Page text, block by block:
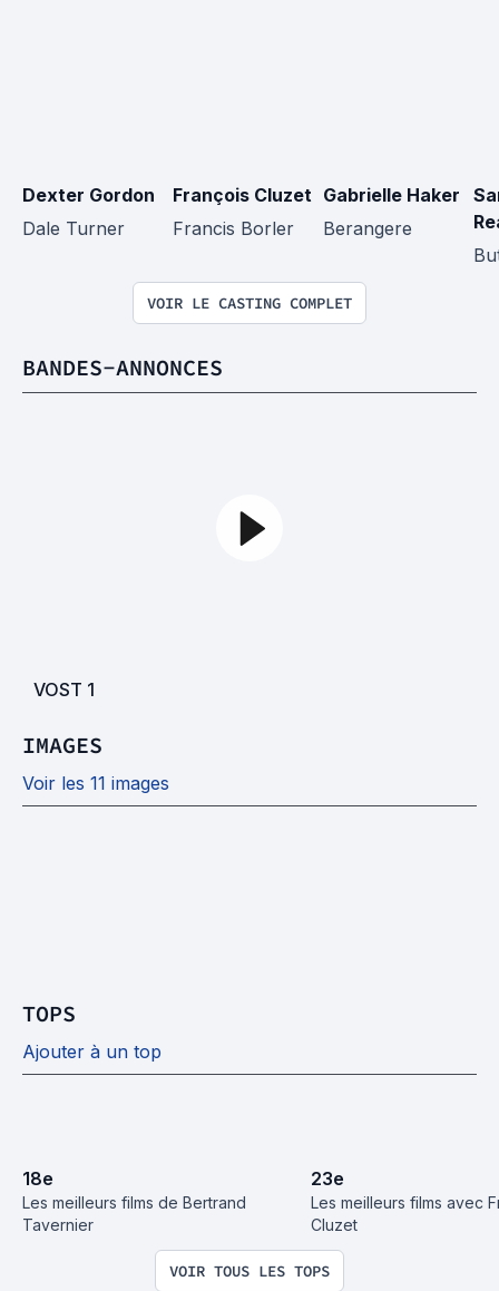
Dexter Gordon
Dale Turner
François Cluzet
Francis Borler
Gabrielle Haker
Berangere
VOIR LE CASTING COMPLET
BANDES-ANNONCES
VOST 1
IMAGES
Voir les 11 images
TOPS
Ajouter à un top
18e
Les meilleurs films de Bertrand
Tavernier
23e
Les meilleurs films avec
Cluzet
VOIR TOUS LES TOPS